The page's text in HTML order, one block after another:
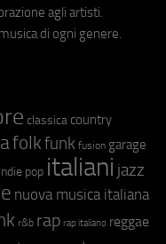
agli artisti.
di ogni genere.
classica country
folkfunk fusion garage
indie pop italiani jazz
nuova musica italiana
r&b rap rap italiano reggae